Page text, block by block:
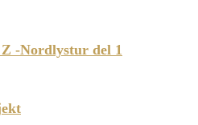
-Nordlystur del 1